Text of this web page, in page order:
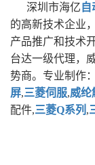
深圳市海亿
的高新技术企业
产品推广和技术
台达一级代理，
势商。专业制作：
屏,三菱伺服,威纶
配件,三菱Q系列 ,